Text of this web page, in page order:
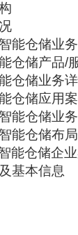
能仓储业
仓储产品/
仓储业务
仓储应用
能仓储业
能仓储布
能仓储企
基本信息